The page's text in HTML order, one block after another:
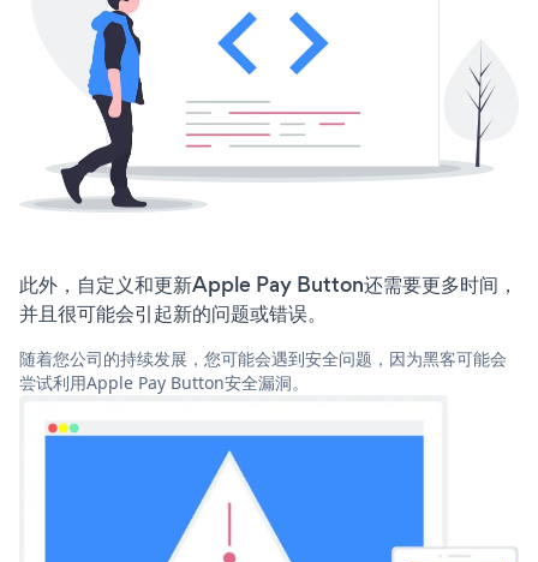
此外，自定义和更新Apple Pay Button还需要更多时间，
并且很可能会引起新的问题或错误。
随着您公司的持续发展，您可能会遇到安全问题，因为黑客可能会
尝试利用Apple Pay Button安全漏洞。